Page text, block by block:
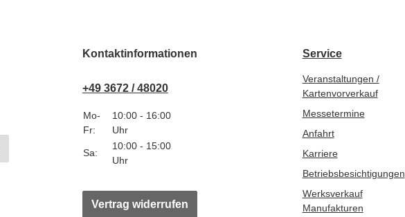
Kontaktinformationen
+49 3672 / 48020
Mo-
Fr:
10:00 - 16:00
Uhr
Sa:
10:00 - 15:00
Uhr
Vertrag widerrufen
Service
Veranstaltungen /
Kartenvorverkauf
Messetermine
Anfahrt
Karriere
Betriebsbesichtigungen
Werksverkauf
Manufakturen